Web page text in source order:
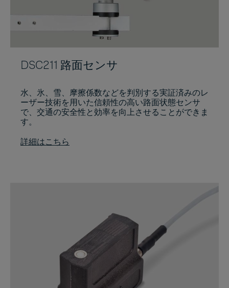
DSC211 路面センサ
水、氷、雪、摩擦係数などを判別する実証済みのレ
ーザー技術を用いた信頼性の高い路面状態センサ
で、交通の安全性と効率を向上させることができま
す。
詳細はこちら